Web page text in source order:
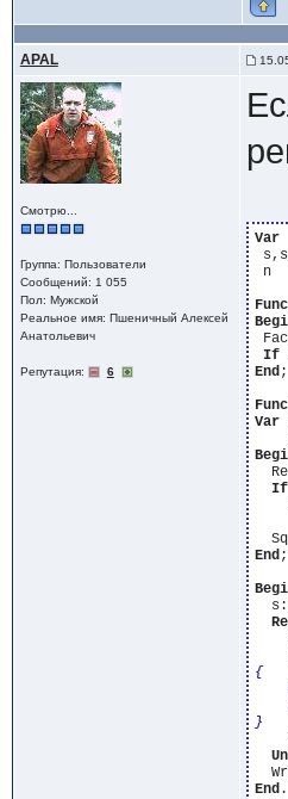
APAL
Смотрю...
Группа: Пользователи
Сообщений: 1 055
Пол: Мужской
Реальное имя: Пшеничный Алексей
Анатольевич
Репутация: 6
Var
n
If
End;
Var
If
End;
{
}
End